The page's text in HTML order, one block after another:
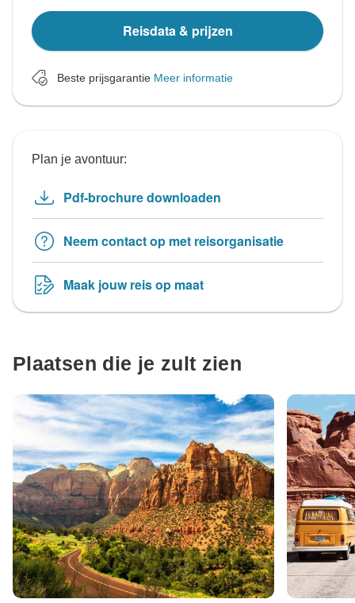
Reisdata & prijzen
Beste prijsgarantie Meer informatie
Plan je avontuur:
Pdf-brochure downloaden
Neem contact op met reisorganisatie
Maak jouw reis op maat
Plaatsen die je zult zien